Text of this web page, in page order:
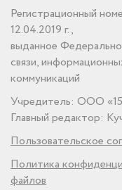
Регистрационный
12.04.2019 г.,
выданное
связи,
коммуникаций
Учредитель: ООО
Главный редактор:
Пользовательское
Политика
файлов